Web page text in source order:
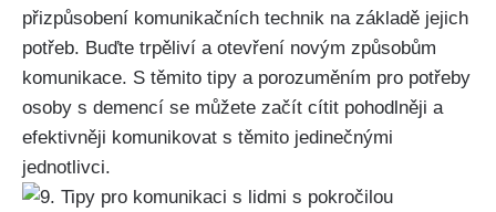
přizpůsobení komunikačních technik na základě jejich
potřeb. Buďte trpěliví a otevření novým způsobům
komunikace. S těmito tipy a porozuměním pro potřeby
osoby s demencí se můžete začít cítit pohodlněji a
efektivněji komunikovat s těmito jedinečnými
jednotlivci.